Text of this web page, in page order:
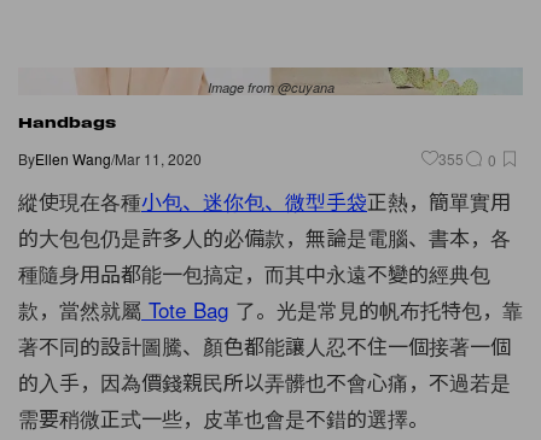
Image from @cuyana
Handbags
ByEllen Wang/Mar 11, 2020 355 0
縱使現在各種小包、迷你包、微型手袋正熱，簡單實用
的大包包仍是許多人的必備款，無論是電腦、書本，各
種隨身用品都能一包搞定，而其中永遠不變的經典包
款，當然就屬 Tote Bag 了。光是常見的帆布托特包，靠
著不同的設計圖騰、顏色都能讓人忍不住一個接著一個
的入手，因為價錢親民所以弄髒也不會心痛，不過若是
需要稍微正式一些，皮革也會是不錯的選擇。